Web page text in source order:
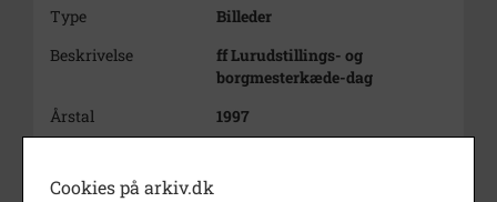
Type
Billeder
Beskrivelse
ff Lurudstillings- og
borgmesterkæde-dag
Årstal
1997
Fotograf
Cookies på arkiv.dk